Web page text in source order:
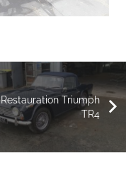
Restauration Triumph
TR4